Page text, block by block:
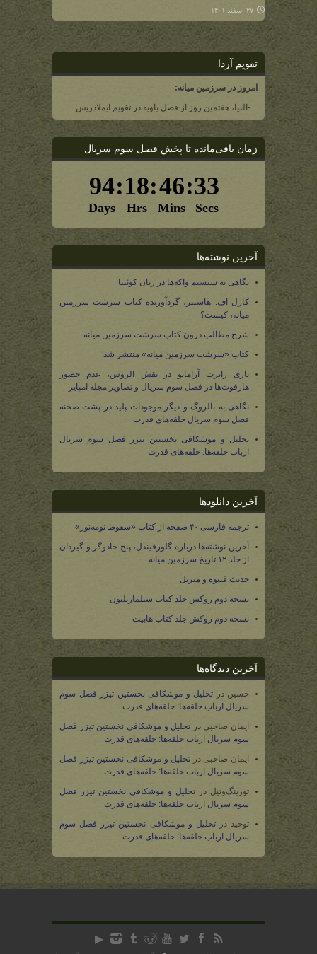
۲۷ اسفند ۱۴۰۱
تقویم آردا
امروز در سرزمین میانه:
-النیا، هفتمین روز از فصل یاویه در تقویم ایملادریس.
زمان باقی‌مانده تا پخش فصل سوم سریال
آخرین نوشته‌ها
نگاهی به سیستم واکه‌ها در زبان کوئنیا
کارل اف. هاستتر، گردآورنده کتاب سرشت سرزمین
میانه، کیست؟
شرح مطالب درون کتاب سرشت سرزمین میانه
کتاب «سرشت سرزمین میانه» منتشر شد
بازی رابرت آرامایو در نقش الروس، عدم حضور
هارفوت‌ها در فصل سوم سریال و تصاویر مجله امپایر
نگاهی به بالروگ و دیگر موجودات پلید در پشت صحنه
فصل سوم سریال حلقه‌های قدرت
تحلیل و موشکافی نخستین تیزر فصل سوم سریال
ارباب حلقه‌ها: حلقه‌های قدرت
آخرین دانلودها
ترجمه فارسی ۴۰ صفحه از کتاب «سقوط نومه‌نور»
آخرین نوشته‌ها درباره گلورفیندل، پنج جادوگر و گیردان
از جلد ۱۲ تاریخ سرزمین میانه
حدیث فینوه و میریل
نسخه دوم روکش جلد کتاب سیلماریلیون
نسخه دوم روکش جلد کتاب هابیت
آخرین دیدگاه‌ها
حسین در تحلیل و موشکافی نخستین تیزر فصل سوم
سریال ارباب حلقه‌ها: حلقه‌های قدرت
ایمان صاحبی در تحلیل و موشکافی نخستین تیزر فصل
سوم سریال ارباب حلقه‌ها: حلقه‌های قدرت
ایمان صاحبی در تحلیل و موشکافی نخستین تیزر فصل
سوم سریال ارباب حلقه‌ها: حلقه‌های قدرت
تورینگ‌وتیل در تحلیل و موشکافی نخستین تیزر فصل
سوم سریال ارباب حلقه‌ها: حلقه‌های قدرت
توحید درتحلیل و موشکافی نخستین تیزر فصل سوم
سریال ارباب حلقه‌ها: حلقه‌های قدرت